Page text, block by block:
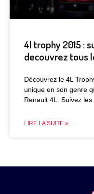
4l trophy 2015 :
decouvrez tous
Découvrez le 4L
unique en son genre
Renault 4L. Suivez
LIRE LA SUITE »